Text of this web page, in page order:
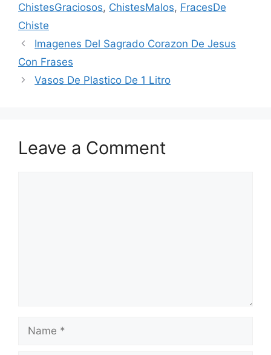
ChistesGraciosos, ChistesMalos, FracesDe
Chiste
Imagenes Del Sagrado Corazon De Jesus
Con Frases
Vasos De Plastico De 1 Litro
Leave a Comment